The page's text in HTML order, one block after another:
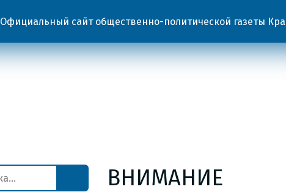
Официальный сайт общественно-политической газеты
ВНИМАНИЕ